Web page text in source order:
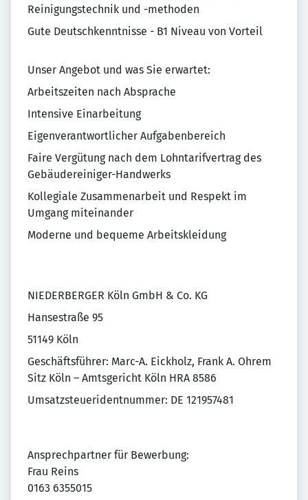
Reinigungstechnik und -methoden
Gute Deutschkenntnisse - B1 Niveau von Vorteil
Unser Angebot und was Sie erwartet:
Arbeitszeiten nach Absprache
Intensive Einarbeitung
Eigenverantwortlicher Aufgabenbereich
Faire Vergütung nach dem Lohntarifvertrag des
Gebäudereiniger-Handwerks
Kollegiale Zusammenarbeit und Respekt im
Umgang miteinander
Moderne und bequeme Arbeitskleidung
NIEDERBERGER Köln GmbH & Co. KG
Hansestraße 95
51149 Köln
Geschäftsführer: Marc-A. Eickholz, Frank A. Ohrem
Sitz Köln – Amtsgericht Köln HRA 8586
Umsatzsteueridentnummer: DE 121957481
Ansprechpartner für Bewerbung:
Frau Reins
0163 6355015